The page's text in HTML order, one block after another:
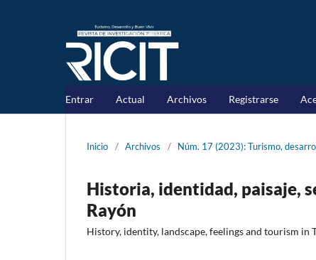
Entrar Actual Archivos Registrarse
Inicio / Archivos / Núm. 17 (2023): Turismo,
Historia, identidad, paisaje,
Rayón
History, identity, landscape, feelings and tourism in